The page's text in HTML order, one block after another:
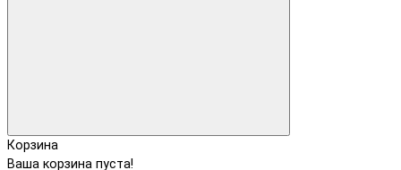
Корзина
Ваша корзина пуста!